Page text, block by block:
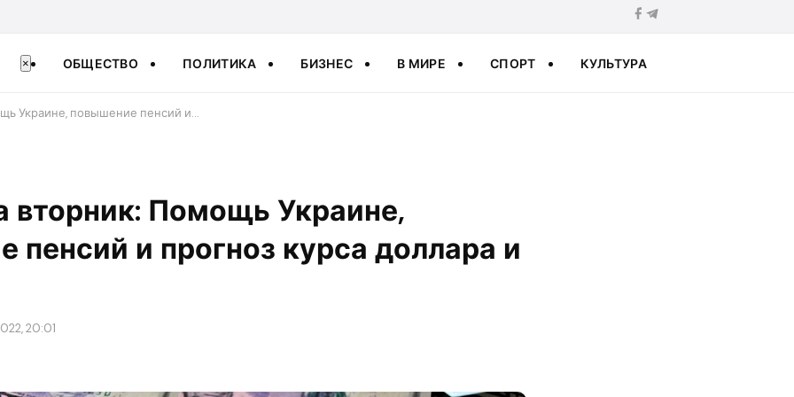
× ОБЩЕСТВО ПОЛИТИКА БИЗНЕС В МИРЕ СПОРТ КУЛЬТУРА
Украине, повышение пенсий и…
вторник: Помощь Украине,
пенсий и прогноз курса доллара и
20:01